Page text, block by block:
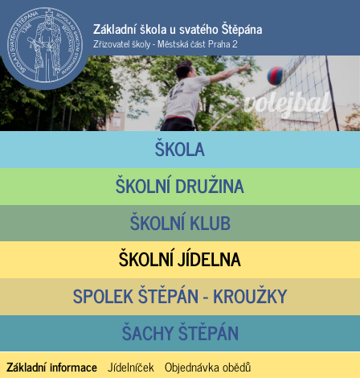
Základní škola u svatého Štěpána
Zřizovatel školy - Městská část Praha 2
ŠKOLA
ŠKOLNÍ DRUŽINA
ŠKOLNÍ KLUB
ŠKOLNÍ JÍDELNA
SPOLEK ŠTĚPÁN - KROUŽKY
ŠACHY ŠTĚPÁN
Základní informace Jídelníček Objednávka obědů